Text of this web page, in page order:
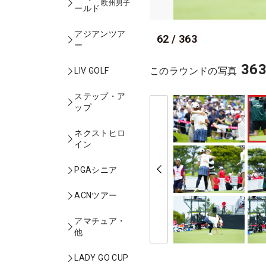
ールド
欧州男子
アジアンツア
ー
LIV GOLF
ステップ・ア
ップ
ネクストヒロ
イン
PGAシニア
ACNツアー
アマチュア・
他
LADY GO CUP
62 / 363
このラウンドの写真